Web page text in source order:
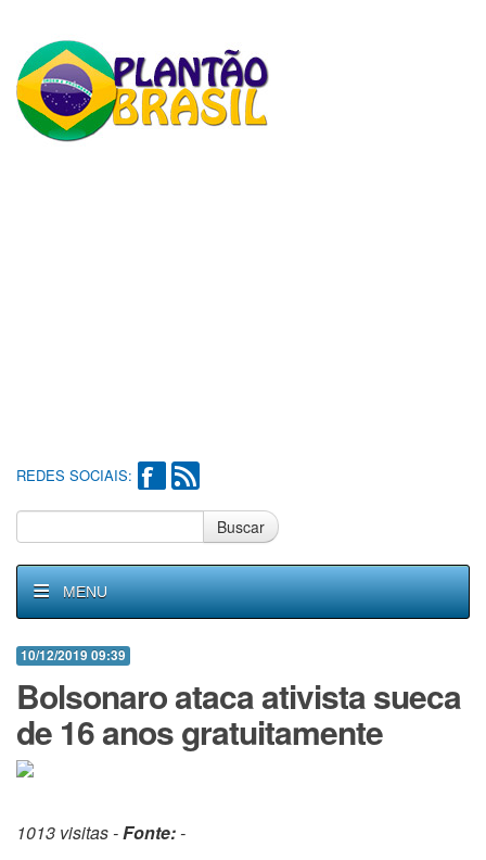
REDES SOCIAIS:
Buscar
MENU
10/12/2019 09:39
Bolsonaro ataca ativista sueca
de 16 anos gratuitamente
1013 visitas -Fonte:-